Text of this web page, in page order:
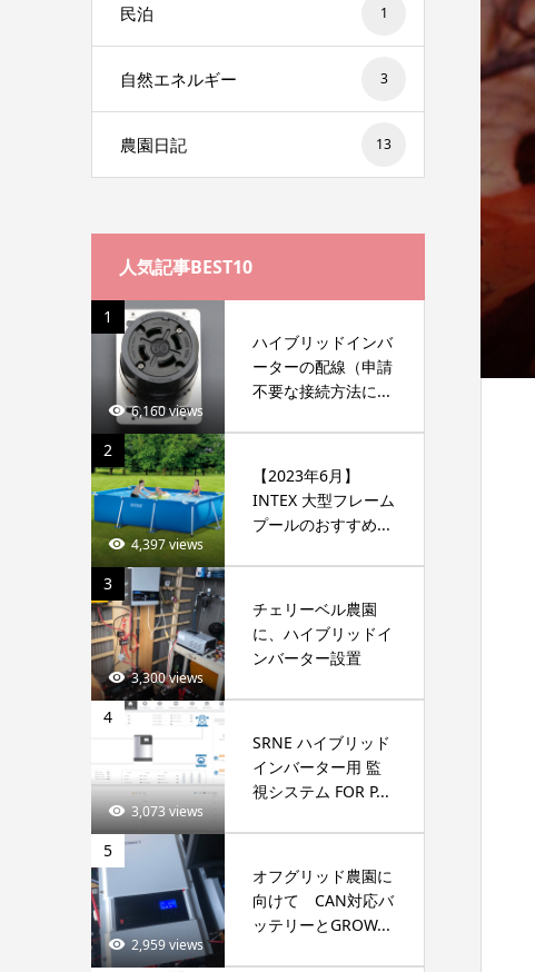
民泊 1
自然エネルギー 3
農園日記 13
人気記事BEST10
1
6,160 views
ハイブリッドインバ
ーターの配線（申請
不要な接続方法に...
2
4,397 views
【2023年6月】
INTEX 大型フレーム
プールのおすすめ...
3
3,300 views
チェリーベル農園
に、ハイブリッドイ
ンバーター設置
4
3,073 views
SRNE ハイブリッド
インバーター用 監
視システム FOR P...
5
2,959 views
オフグリッド農園に
向けて CAN対応バ
ッテリーとGROW...